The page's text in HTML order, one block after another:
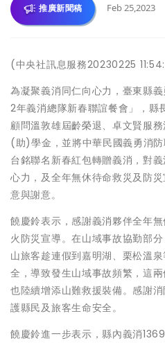
推廣新聞稿 Feb 25,2023
(中央社訊息服務20230225
為凝聚義消同仁向心力，臺東縣
2年義消總隊新春聯誼餐會」，縣
顧問溫敦雄屆齡榮退、卓文賢服
(助)學金，並將中華民國義勇消
台銘聯名新春紅包轉贈義消，對
心力，及全年無休待命救災及防
意與謝意。
饒慶鈴表示，感謝義消夥伴全年
火防災宣導。在山域事故協勤部
山旅客趁連假到嘉明湖、栗松溫
全，導致發生山域事故頻繁，這
也陸續增添山難救援裝備。感謝
護縣民及旅客生命安全。
饒慶鈴進一步表示，縣內義消